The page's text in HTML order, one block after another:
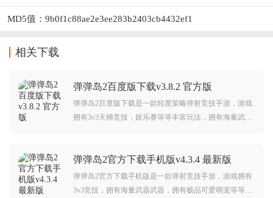
MD5值：9b0f1c88ae2e3ee283b2403cb4432ef1
相关下载
弹弹岛2百度版下载v3.8.2 官方版
弹弹岛2百度版下载是一款轻度策略弹射竞技手游，游戏
拥有3v3天梯竞技，娱乐赛等等丰富玩法，拥有海量武
弹弹岛2官方下载手机版v4.3.4 最新版
弹弹岛2官方下载手机版是一款弹射竞技手游，游戏拥有
3v3竞技，拥有海量武器武器，拥有极品可爱萌宠等等，